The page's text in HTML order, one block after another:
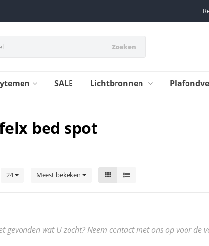
Zoeken
SALE Lichtbronnen
bed spot
24 Meest bekeken
gevonden wat U zocht? Neem contact met ons op voor de